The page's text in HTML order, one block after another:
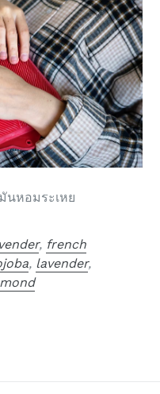
นหอมระเหย
, french
, lavender,